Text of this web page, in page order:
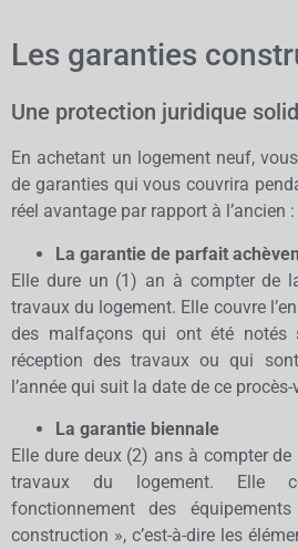
Les garanties
Une protection juridique
En achetant un logement neuf,
de garanties qui vous couvrira
réel avantage par rapport à l’ancien :
La garantie de parfait
Elle dure un (1) an à compter de
travaux du logement. Elle couvre
des malfaçons qui ont été notés
réception des travaux ou qui
l’année qui suit la date de ce procès-
La garantie biennale
Elle dure deux (2) ans à compter
travaux du logement. Elle
fonctionnement des
construction », c’est-à-dire les